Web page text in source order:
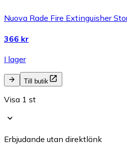
Nuova Rade Fire Extinguisher
366 kr
I lager
Till butik
Visa 1 st
Erbjudande utan direktlänk